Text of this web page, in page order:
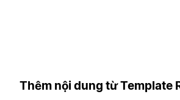
Thêm nội dung từ Template